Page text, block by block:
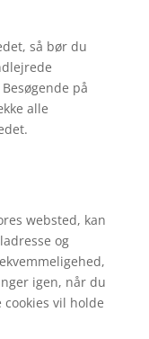
så bør du
på
alle
websted, kan
og
igen, når du
vil holde